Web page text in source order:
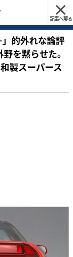
記事へ戻る
的外れな論評
を黙らせた。
製スーパース